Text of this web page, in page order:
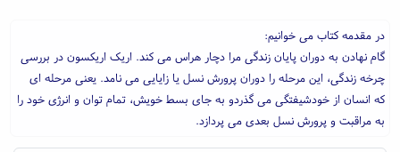
در مقدمه کتاب می خوانیم:
گام نهادن به دوران پایان زندگی مرا دچار هراس می کند. اریک اریکسون در بررسی
چرخه زندگی، این مرحله را دوران پرورش نسل یا زایایی می نامد. یعنی مرحله ای
که انسان از خودشیفتگی می گذردو به جای بسط خویش، تمام توان و انرژی خود را
به مراقبت و پرورش نسل بعدی می پردازد.